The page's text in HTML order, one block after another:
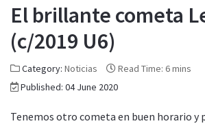
El brillante cometa
(c/2019 U6)
Category: Noticias
Read Time: 6 mins
Published: 04 June 2020
Tenemos otro cometa en buen horario y